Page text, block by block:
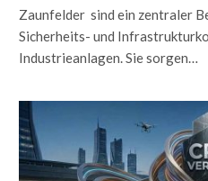
Zaunfelder sind ein zentraler
Sicherheits- und
Industrieanlagen. Sie sorgen…